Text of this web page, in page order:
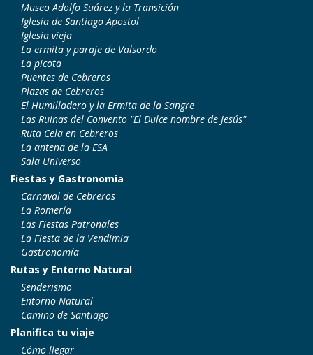
Museo Adolfo Suárez y la Transición
Iglesia de Santiago Apostol
Iglesia vieja
La ermita y paraje de Valsordo
La picota
Puentes de Cebreros
Plazas de Cebreros
El Humilladero y la Ermita de la Sangre
Las Ruinas del Convento "El Dulce nombre de Jesús"
Ruta Cela en Cebreros
La antena de la ESA
Sala Universo
Fiestas y Gastronomía
Carnaval de Cebreros
La Romería
Las Fiestas Patronales
La Fiesta de la Vendimia
Gastronomía
Rutas y Entorno Natural
Senderismo
Entorno Natural
Camino de Santiago
Planifica tu viaje
Cómo llegar